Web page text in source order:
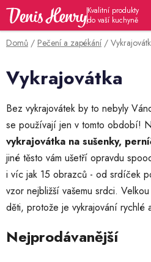
Přejít
obsah
Domů / Pečení a zapékání /
Vykrajovátka
Bez vykrajovátek by to nebyly
se používají jen v tomto období!
vykrajovátka na sušenky,
jiné těsto vám ušetří opravdu
i víc jak 15 obrazců - od srdíček
vzor nejbližší vašemu srdci.
děti, protože je vykrajování rychlé
Nejprodávanější